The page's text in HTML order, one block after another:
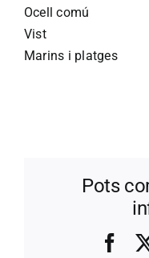
Ocell comú
Vist
Marins i platges
Pots